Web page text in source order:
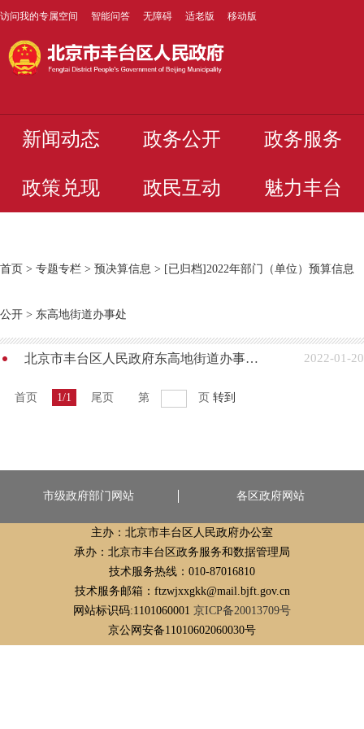
访问我的专属空间 智能问答 无障碍 适老版 移动版
新闻动态 政务公开 政务服务
政策兑现 政民互动 魅力丰台
首页 > 专题专栏 > 预决算信息 > [已归档]2022年部门（单位）预算信息
公开 > 东高地街道办事处
北京市丰台区人民政府东高地街道办事处2022年部门预算公开 2022-01-20
首页 1/1 尾页 第 页 转到
市级政府部门网站 各区政府网站
主办：北京市丰台区人民政府办公室
承办：北京市丰台区政务服务和数据管理局
技术服务热线：010-87016810
技术服务邮箱：ftzwjxxgkk@mail.bjft.gov.cn
网站标识码:1101060001 京ICP备20013709号
京公网安备11010602060030号